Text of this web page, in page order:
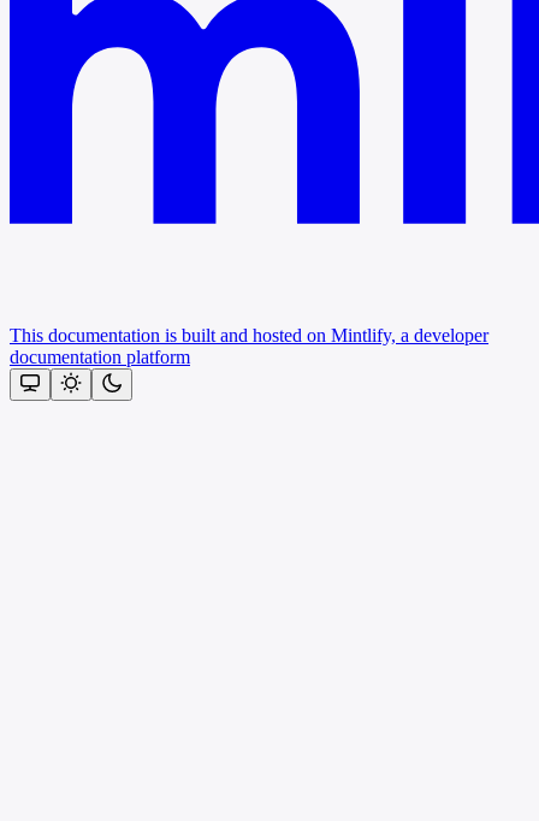
This documentation is built and hosted on Mintlify, a developer
documentation platform